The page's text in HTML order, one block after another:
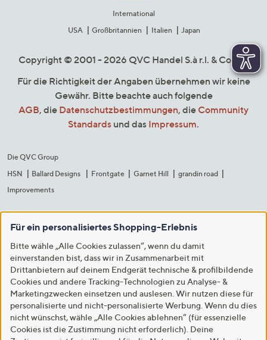
International
USA
Großbritannien Italien Japan
Copyright © 2001 - 2026 QVC Handel S.à r.l. & Co. KG
Für die Richtigkeit der Angaben übernehmen wir keine
Gewähr. Bitte beachte auch folgende
AGB, die Datenschutzbestimmungen, die Community
Standards und das Impressum.
Die QVC Group
HSN
Ballard Designs Frontgate Garnet Hill
grandin road
Improvements
Für ein personalisiertes Shopping-Erlebnis
Bitte wähle „Alle Cookies zulassen“, wenn du damit
einverstanden bist, dass wir in Zusammenarbeit mit
Drittanbietern auf deinem Endgerät technische & profilbildende
Cookies und andere Tracking-Technologien zu Analyse- &
Marketingzwecken einsetzen und auslesen. Wir nutzen diese für
personalisierte und nicht-personalisierte Werbung. Wenn du dies
nicht wünschst, wähle „Alle Cookies ablehnen“ (für essenzielle
Cookies ist die Zustimmung nicht erforderlich). Deine